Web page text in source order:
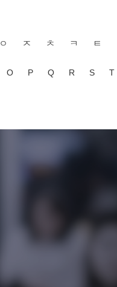
ㅇ ㅈ ㅊ ㅋ ㅌ
O P Q R S T